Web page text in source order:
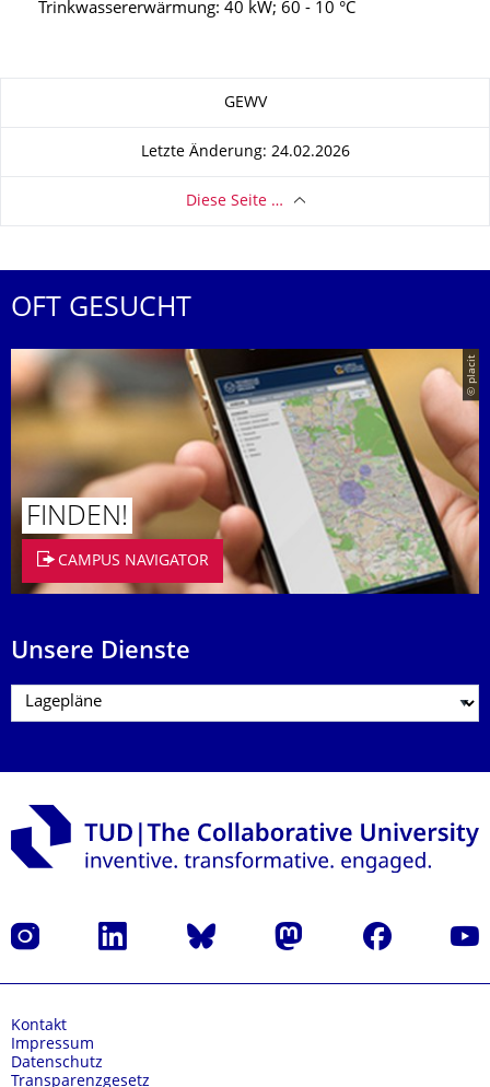
Trinkwassererwärmung: 40 kW; 60 - 10 °C
GEWV
Letzte Änderung: 24.02.2026
Diese Seite …
OFT GESUCHT
© placit
FINDEN!
CAMPUS NAVIGATOR
Unsere Dienste
Instagram LinkedIn Bluesky Mastodon Facebook
Kontakt
Impressum
Datenschutz
Transparenzgesetz